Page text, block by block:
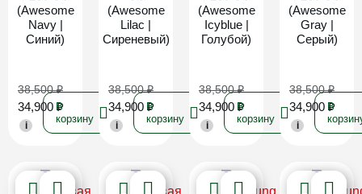
(Awesome
Navy |
Синий)
38,500₽
34,900 ₽
i
В
корзину
(Awesome
Lilac |
Сиреневый)
38,500₽
34,900 ₽
i
В
корзину
(Awesome
Icyblue |
Голубой)
38,500₽
34,900 ₽
i
В
корзину
(Awesome
Gray |
Серый)
38,500₽
34,900 ₽
i
В